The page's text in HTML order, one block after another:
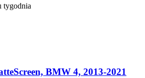
tygodnia
BMW 4, 2013-2021